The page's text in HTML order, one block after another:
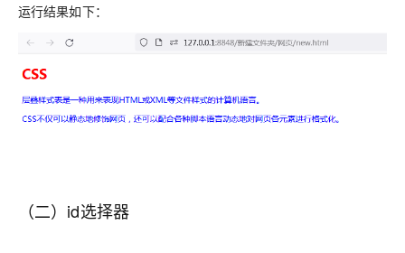
运行结果如下：
（二）id选择器